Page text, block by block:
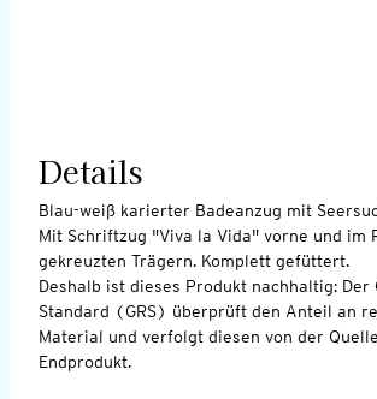
Details
Blau-weiß karierter Badeanzug mit
Mit Schriftzug "Viva la Vida" vorne und im
gekreuzten Trägern. Komplett gefüttert.
Deshalb ist dieses Produkt nachhaltig: Der
Standard (GRS) überprüft den Anteil an
Material und verfolgt diesen von der
Endprodukt.